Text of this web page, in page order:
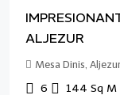
ALJEZUR
Mesa Dinis,
6 144 Sq M